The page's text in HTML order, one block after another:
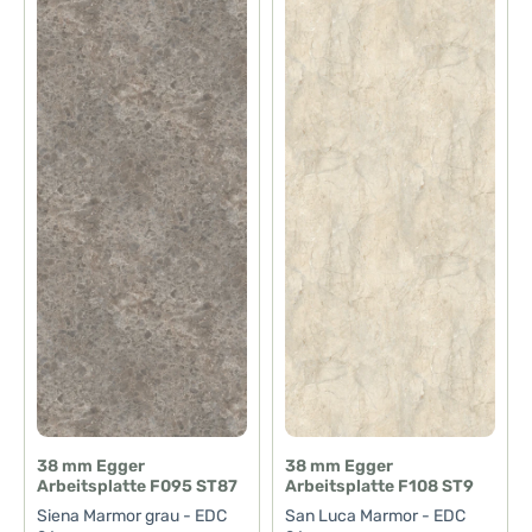
38 mm Egger
Arbeitsplatte F095 ST87
Siena Marmor grau - EDC
38 mm Egger
Arbeitsplatte F108 ST9
San Luca Marmor - EDC